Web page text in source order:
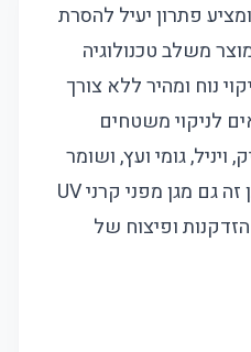
פתרון יעיל להסרת
משלב טכנולוגיה
נוח ומהיר ללא צורך
לניקוי משטחים
ויניל, גומי ועץ, ושומר
על מראה נקי וחדש. סוכן זה גם מגן מפני קרני UV
ופיצוח של